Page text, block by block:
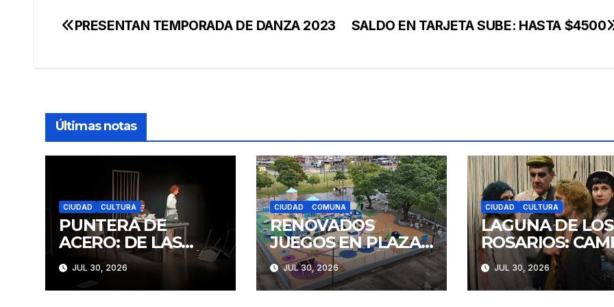
Navegación
SALDO EN TARJETA SUBE: HASTA $4500
PRESENTAN TEMPORADA DE DANZA 2023
Últimas notas
CIUDAD CULTURA
PUNTERA DE
ACERO: DE LAS
IDEAS A LA ACCIÓN
JUL 30, 2026
CIUDAD COMUNA
RENOVADOS
JUEGOS EN PLAZA
CONSTITUCIÓN
JUL 30, 2026
CIUDAD CULTURA
LAGUNA DE LOS
ROSARIOS:
Y RENCOR
JUL 30, 2026